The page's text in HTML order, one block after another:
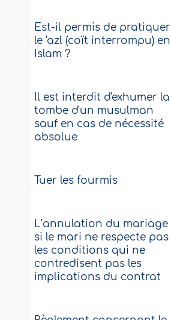
Est-il permis de pratiquer
le 'azl (coït interrompu) en
Islam ?
Il est interdit d'exhumer la
tombe d'un musulman
sauf en cas de nécessité
absolue
Tuer les fourmis
L’annulation du mariage
si le mari ne respecte pas
les conditions qui ne
contredisent pas les
implications du contrat